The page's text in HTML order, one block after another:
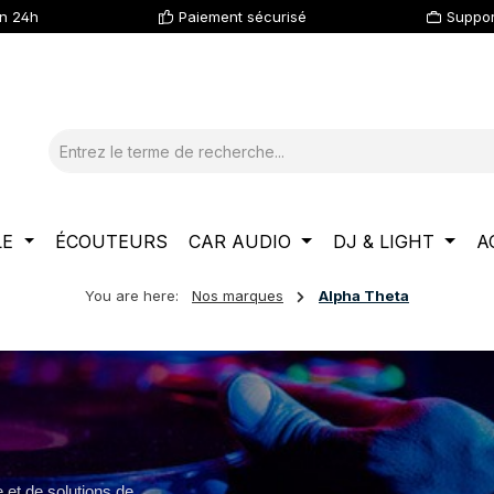
24h Paiement sécurisé
ÉCOUTEURS CAR AUDIO DJ & LIGHT
You are here: Nos marques Alpha Theta